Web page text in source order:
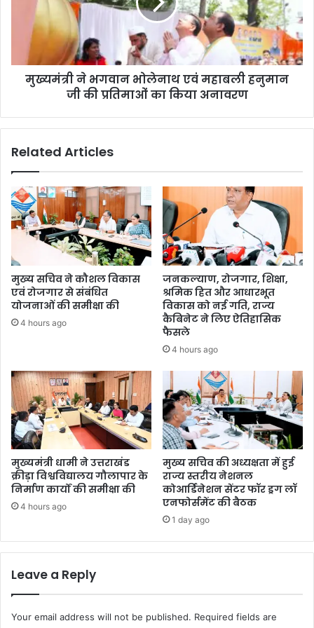
मुख्यमंत्री ने भगवान भोलेनाथ एवं महाबली हनुमान
जी की प्रतिमाओं का किया अनावरण
Related Articles
मुख्य सचिव ने कौशल विकास
एवं रोजगार से संबंधित
योजनाओं की समीक्षा की
4 hours ago
जनकल्याण, रोजगार, शिक्षा,
श्रमिक हित और आधारभूत
विकास को नई गति, राज्य
कैबिनेट ने लिए ऐतिहासिक
फैसले
4 hours ago
मुख्यमंत्री धामी ने उत्तराखंड
क्रीड़ा विश्वविद्यालय गौलापार के
निर्माण कार्यों की समीक्षा की
4 hours ago
मुख्य सचिव की अध्यक्षता में हुई
राज्य स्तरीय नेशनल
कोआर्डिनेशन सेंटर फॉर ड्रग लॉ
एनफोर्समेंट की बैठक
1 day ago
Leave a Reply
Your email address will not be published. Required fields are